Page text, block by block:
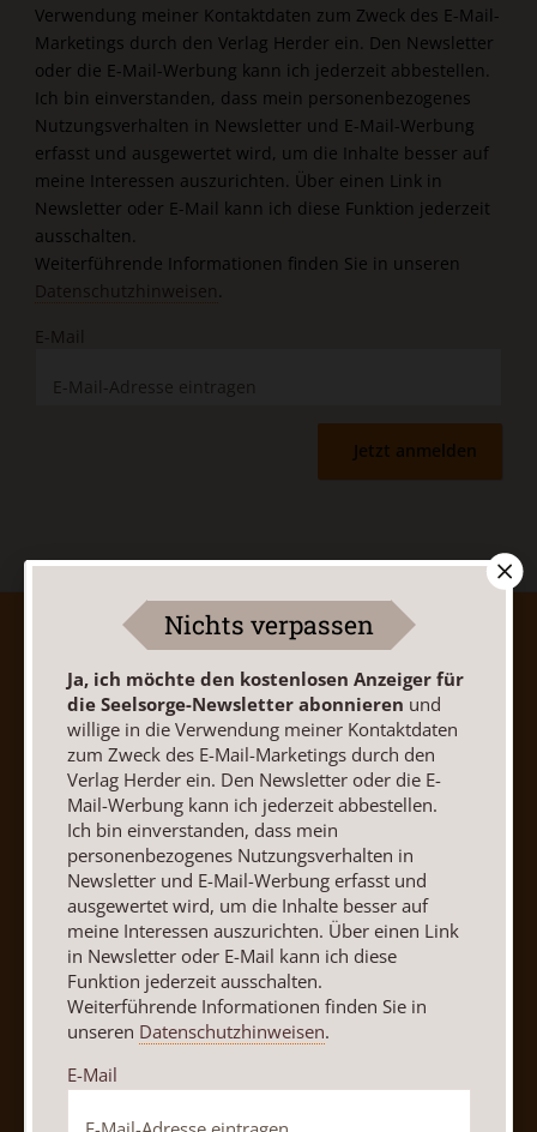
Verwendung meiner Kontaktdaten zum Zweck des E-Mail-
Marketings durch den Verlag Herder ein. Den Newsletter
oder die E-Mail-Werbung kann ich jederzeit abbestellen.
Ich bin einverstanden, dass mein personenbezogenes
Nutzungsverhalten in Newsletter und E-Mail-Werbung
erfasst und ausgewertet wird, um die Inhalte besser auf
meine Interessen auszurichten. Über einen Link in
Newsletter oder E-Mail kann ich diese Funktion jederzeit
ausschalten.
Weiterführende Informationen finden Sie in unseren
Datenschutzhinweisen
E-Mail
Jetzt anmelden
AGB und Widerrufsbelehrung
Datenschutz
Barrierefreiheit
Impressum
Vertrag widerrufen Abo online kündigen
Nach oben
Nichts verpassen
Ja, ich möchte den kostenlosen Anzeiger für
die Seelsorge-Newsletter abonnieren und
willige in die Verwendung meiner Kontaktdaten
zum Zweck des E-Mail-Marketings durch den
Verlag Herder ein. Den Newsletter oder die E-
Mail-Werbung kann ich jederzeit abbestellen.
Ich bin einverstanden, dass mein
personenbezogenes Nutzungsverhalten in
Newsletter und E-Mail-Werbung erfasst und
ausgewertet wird, um die Inhalte besser auf
meine Interessen auszurichten. Über einen Link
in Newsletter oder E-Mail kann ich diese
Funktion jederzeit ausschalten.
Weiterführende Informationen finden Sie in
unseren Datenschutzhinweisen.
E-Mail